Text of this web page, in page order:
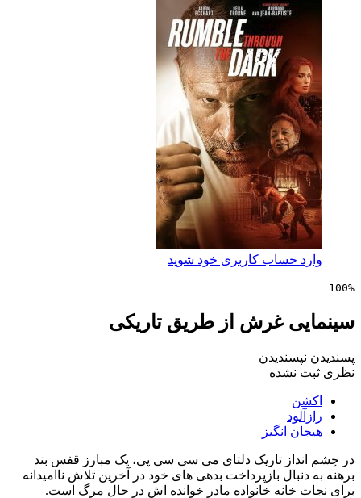
حساب کاربری خود شوید
غرش از طریق تاریکی
نشده
انگیز
تاریک دلتای می سی سی پی، یک مبارز قفس بند
بازپرداخت بدهی های خود در آخرین تلاش ناامیدانه
خانه خانواده مادر خوانده اش در حال مرگ است.